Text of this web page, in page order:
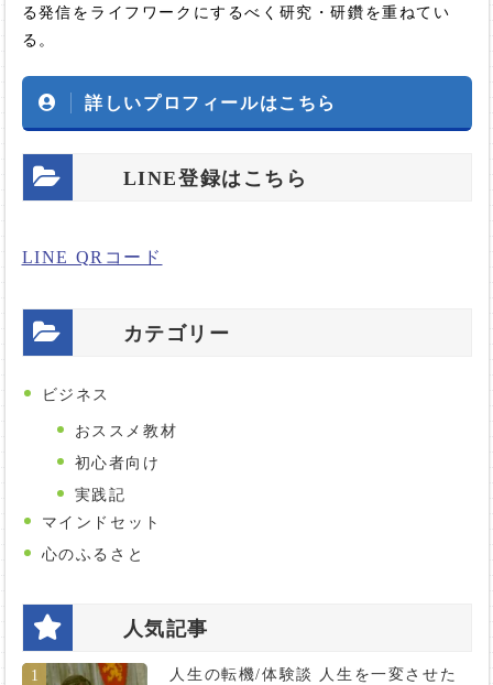
る発信をライフワークにするべく研究・研鑽を重ねてい
る。
詳しいプロフィールはこちら
LINE登録はこちら
LINE QRコード
カテゴリー
ビジネス
おススメ教材
初心者向け
実践記
マインドセット
心のふるさと
人気記事
1
人生の転機/体験談 人生を一変させた